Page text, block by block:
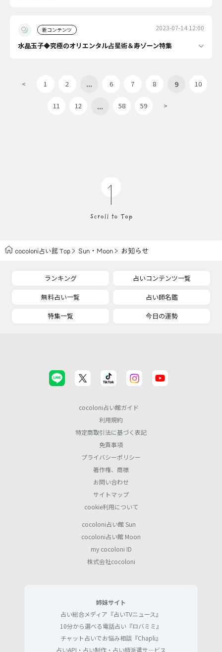
新コンテンツ 2023-07-14 12:00
水晶玉子◆究極のオリエンタル占星術＆寿ゾーン特集
< 1 2 ... 6 7 8 9 10
11 12 ... 58 59 >
cocoloni占い館 Top Sun ・ Moon お知らせ
ランキング
占いコンテンツ一覧
無料占い一覧
占い師名鑑
特集一覧
今日の運勢
cocoloni占い館ガイド
利用規約
特定商取引法に基づく表記
免責事項
プライバシーポリシー
著作権、商標
お問い合わせ
サイトマップ
cookie利用について
cocoloni占い館 Sun
cocoloni占い館 Moon
my cocoloni ID
株式会社cocoloni
姉妹サイト
占い総合メディア『占いTVニュース』
10分から選べる電話占い『ロバミミ』
チャット占いでお悩み相談『Chapli』
占いAPI・占い制作・占い師派遣サ―ビス